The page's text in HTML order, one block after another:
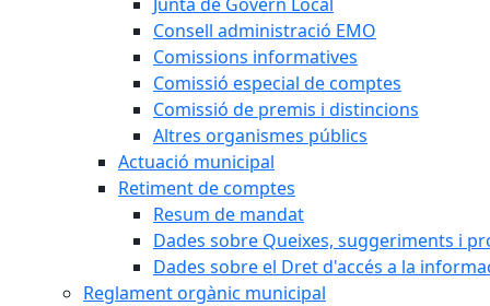
Consell administració EMO
Comissions informatives
Comissió especial de comptes
Comissió de premis i distincions
Altres organismes públics
Actuació municipal
Retiment de comptes
Resum de mandat
Dades sobre Queixes, suggeriments i
Dades sobre el Dret d'accés a la
Reglament orgànic municipal